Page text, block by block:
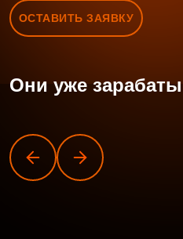
ОСТАВИТЬ ЗАЯВКУ
Они уже